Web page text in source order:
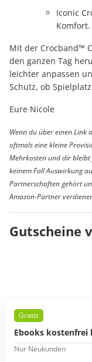
Iconic
Komfort.
Mit der Crocband™
den ganzen Tag
leichter anpassen
Schutz, ob
Eure Nicole
Wenn du über einen Link
oftmals eine kleine
Mehrkosten und dir bleibt
keinem Fall Auswirkung
Partnerschaften gehört
Amazon-Partner
Gutscheine
Gratis
Ebooks kostenfrei
Nur Neukunden